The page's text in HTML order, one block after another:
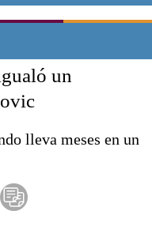
Olímpico
un
lleva meses en un